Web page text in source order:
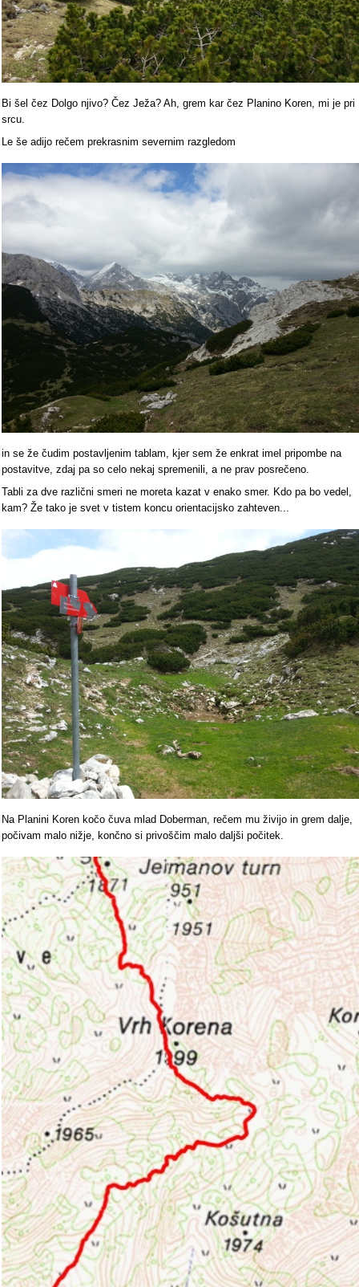
Bi šel čez Dolgo njivo? Čez Ježa? Ah, grem kar čez Planino Koren, mi je pri
srcu.
Le še adijo rečem prekrasnim severnim razgledom
in se že čudim postavljenim tablam, kjer sem že enkrat imel pripombe na
postavitve, zdaj pa so celo nekaj spremenili, a ne prav posrečeno.
Tabli za dve različni smeri ne moreta kazat v enako smer. Kdo pa bo vedel,
kam? Že tako je svet v tistem koncu orientacijsko zahteven...
Na Planini Koren kočo čuva mlad Doberman, rečem mu živijo in grem dalje,
počivam malo nižje, končno si privoščim malo daljši počitek.